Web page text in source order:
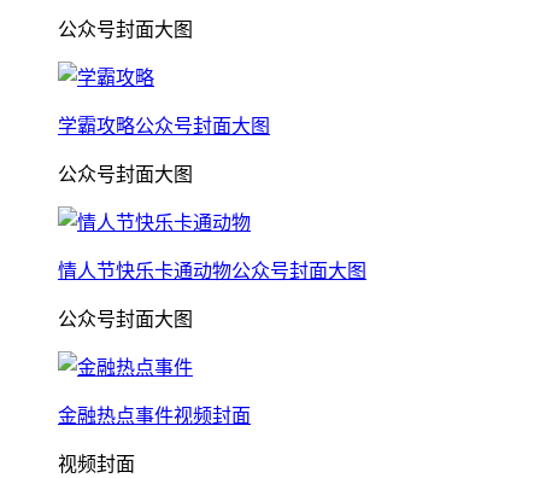
公众号封面大图
学霸攻略公众号封面大图
公众号封面大图
情人节快乐卡通动物公众号封面大图
公众号封面大图
金融热点事件视频封面
视频封面